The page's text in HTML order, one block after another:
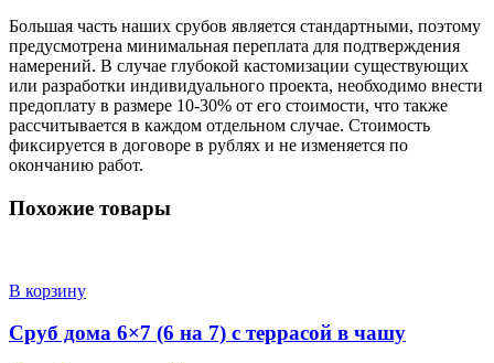
Большая часть наших срубов является стандартными, поэтому
предусмотрена минимальная переплата для подтверждения
намерений. В случае глубокой кастомизации существующих
или разработки индивидуального проекта, необходимо внести
предоплату в размере 10-30% от его стоимости, что также
рассчитывается в каждом отдельном случае. Стоимость
фиксируется в договоре в рублях и не изменяется по
окончанию работ.
Похожие товары
В корзину
Сруб дома 6×7 (6 на 7) с террасой в чашу